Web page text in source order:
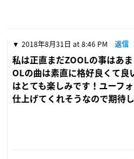
2018年8月31日 at 8:46 PM 返信
私は正直まだZOOLの事はあ
OLの曲は素直に格好良くて良
はとても楽しみです！ユーフ
仕上げてくれそうなので期待し